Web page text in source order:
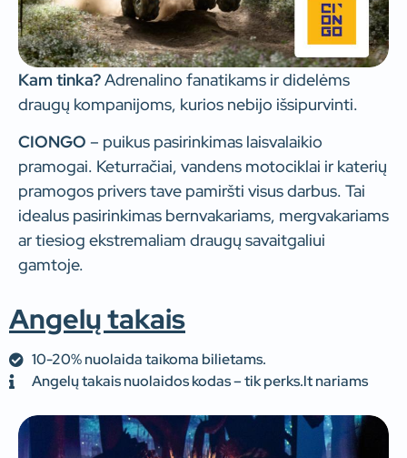
Kam tinka?Adrenalino fanatikams ir didelėms
draugų kompanijoms, kurios nebijo išsipurvinti.
CIONGO – puikus pasirinkimas laisvalaikio
pramogai. Keturračiai, vandens motociklai ir katerių
pramogos privers tave pamiršti visus darbus. Tai
idealus pasirinkimas bernvakariams, mergvakariams
ar tiesiog ekstremaliam draugų savaitgaliui
gamtoje.
Angelų takais
10-20% nuolaida taikoma bilietams.
Angelų takais nuolaidos kodas – tik perks.lt nariams